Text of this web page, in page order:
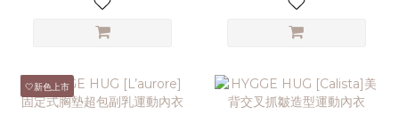
🤍新色上市